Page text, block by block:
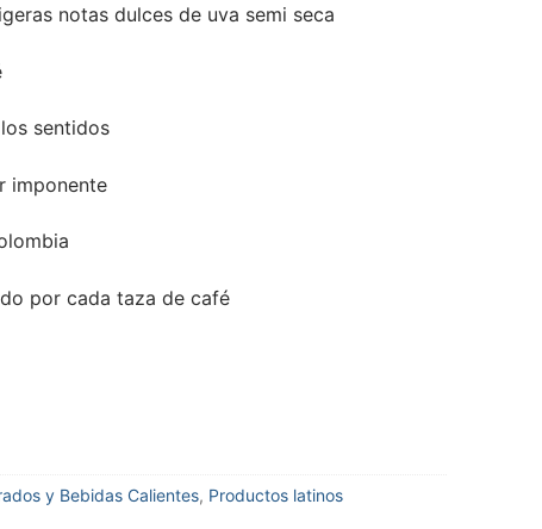
notas dulces de uva semi seca
sentidos
imponente
por cada taza de café
y Bebidas Calientes, Productos latinos